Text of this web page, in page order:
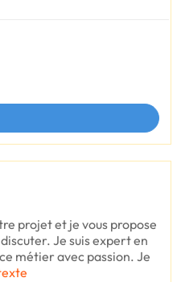
projet et je vous propose
Je suis expert en
métier avec passion. Je